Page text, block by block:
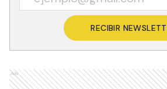
RECIBIR
Ads